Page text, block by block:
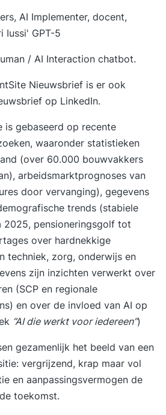
AI Implementer, docent,
Iussi' GPT-5
/ AI Interaction chatbot.
Nieuwsbrief is er ook
op LinkedIn.
is gebaseerd op recente
waaronder statistieken
(over 60.000 bouwvakkers
arbeidsmarktprognoses van
door vervanging), gegevens
trends (stabiele
2025, pensioneringsgolf tot
over hardnekkige
techniek, zorg, onderwijs en
zijn inzichten verwerkt over
(SCP en regionale
en over de invloed van AI op
“AI die werkt voor iedereen”)
gezamenlijk het beeld van een
vergrijzend, krap maar vol
en aanpassingsvermogen de
toekomst.